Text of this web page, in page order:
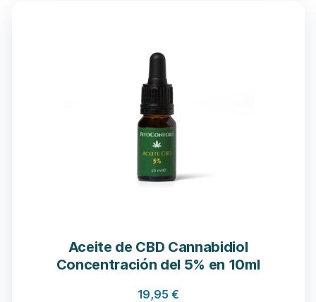
Aceite de CBD Cannabidiol
Concentración del 5% en 10ml
19,95 €